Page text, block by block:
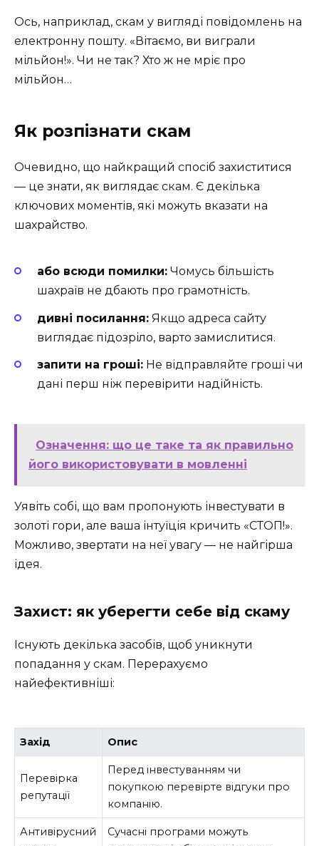
Ось, наприклад, скам у вигляді повідомлень на
електронну пошту. «Вітаємо, ви виграли
мільйон!». Чи не так? Хто ж не мріє про
мільйон…
Як розпізнати скам
Очевидно, що найкращий спосіб захиститися
— це знати, як виглядає скам. Є декілька
ключових моментів, які можуть вказати на
шахрайство.
або всюди помилки: Чомусь більшість
шахраїв не дбають про грамотність.
дивні посилання: Якщо адреса сайту
виглядає підозріло, варто замислитися.
запити на гроші: Не відправляйте гроші чи
дані перш ніж перевірити надійність.
Означення: що це таке та як правильно
його використовувати в мовленні
Уявіть собі, що вам пропонують інвестувати в
золоті гори, але ваша інтуїція кричить «СТОП!».
Можливо, звертати на неї увагу — не найгірша
ідея.
Захист: як уберегти себе від скаму
Існують декілька засобів, щоб уникнути
попадання у скам. Перерахуємо
найефективніші:
Захід Опис
Перевірка
репутації
Перед інвестуванням чи
покупкою перевірте відгуки про
компанію.
Антивірусний
Сучасні програми можуть